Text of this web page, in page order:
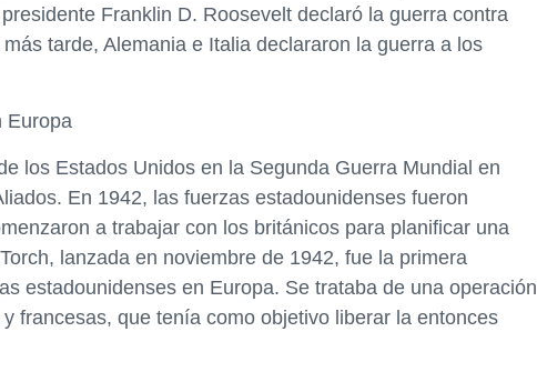
Franklin D. Roosevelt declaró la guerra contra
tarde, Alemania e Italia declararon la guerra a los
Europa
los Estados Unidos en la Segunda Guerra Mundial en
En 1942, las fuerzas estadounidenses fueron
a trabajar con los británicos para planificar una
lanzada en noviembre de 1942, fue la primera
estadounidenses en Europa. Se trataba de una operación
francesas, que tenía como objetivo liberar la entonces